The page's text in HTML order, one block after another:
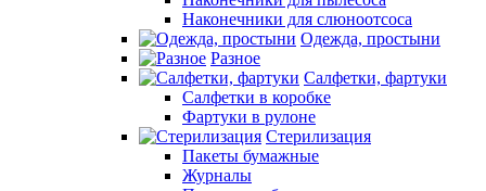
Наконечники для слюноотсоса
Одежда, простыни
Разное
Салфетки, фартуки
Салфетки в коробке
Фартуки в рулоне
Стерилизация
Пакеты бумажные
Журналы